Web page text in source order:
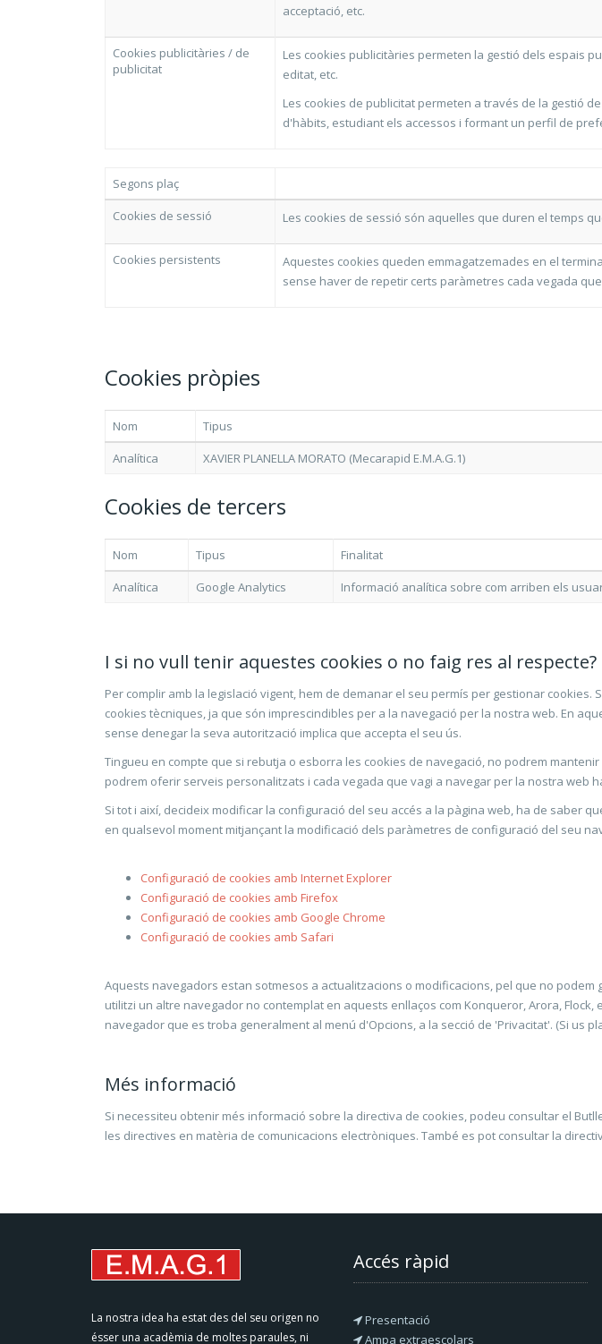
acceptació, etc.
Cookies publicitàries / de
publicitat
Les cookies publicitàries permeten la gestió dels espais
editat, etc.
Les cookies de publicitat permeten a través de la gestió
d'hàbits, estudiant els accessos i formant un perfil de
Segons plaç
Cookies de sessió
Les cookies de sessió són aquelles que duren el temps
Cookies persistents
Aquestes cookies queden emmagatzemades en el
sense haver de repetir certs paràmetres cada vegada
Cookies pròpies
Nom Tipus
Analítica
XAVIER PLANELLA MORATO (Mecarapid E.M.A.G.1)
Cookies de tercers
Nom Tipus Finalitat
Analítica
Google Analytics Informació analítica sobre com arriben els
I si no vull tenir aquestes cookies o no faig res al respecte?
Per complir amb la legislació vigent, hem de demanar el seu permís per gestionar
cookies tècniques, ja que són imprescindibles per a la navegació per la nostra web. En
sense denegar la seva autorització implica que accepta el seu ús.
Tingueu en compte que si rebutja o esborra les cookies de navegació, no podrem
podrem oferir serveis personalitzats i cada vegada que vagi a navegar per la nostra web
Si tot i així, decideix modificar la configuració del seu accés a la pàgina web, ha de saber
en qualsevol moment mitjançant la modificació dels paràmetres de configuració del seu
Configuració de cookies amb Internet Explorer
Configuració de cookies amb Firefox
Configuració de cookies amb Google Chrome
Configuració de cookies amb Safari
Aquests navegadors estan sotmesos a actualitzacions o modificacions, pel que no
utilitzi un altre navegador no contemplat en aquests enllaços com Konqueror, Arora,
navegador que es troba generalment al menú d'Opcions, a la secció de 'Privacitat'. (Si us
Més informació
Si necessiteu obtenir més informació sobre la directiva de cookies, podeu consultar el
les directives en matèria de comunicacions electròniques. També es pot consultar la
La nostra idea ha estat des del seu origen no
ésser una acadèmia de moltes paraules, ni
Accés ràpid
Presentació
Ampa extraescolars